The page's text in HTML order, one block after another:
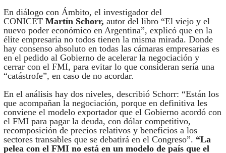
En diálogo con Ámbito, el investigador del
CONICET Martín Schorr, autor del libro “El viejo y el
nuevo poder económico en Argentina”, explicó que en la
élite empresaria no todos tienen la misma mirada. Donde
hay consenso absoluto en todas las cámaras empresarias es
en el pedido al Gobierno de acelerar la negociación y
cerrar con el FMI, para evitar lo que consideran sería una
“catástrofe”, en caso de no acordar.
En el análisis hay dos niveles, describió Schorr: “Están los
que acompañan la negociación, porque en definitiva les
conviene el modelo exportador que el Gobierno acordó con
el FMI para pagar la deuda, con dólar competitivo,
recomposición de precios relativos y beneficios a los
sectores transables que se debatirá en el Congreso”. “La
pelea con el FMI no está en un modelo de país que el